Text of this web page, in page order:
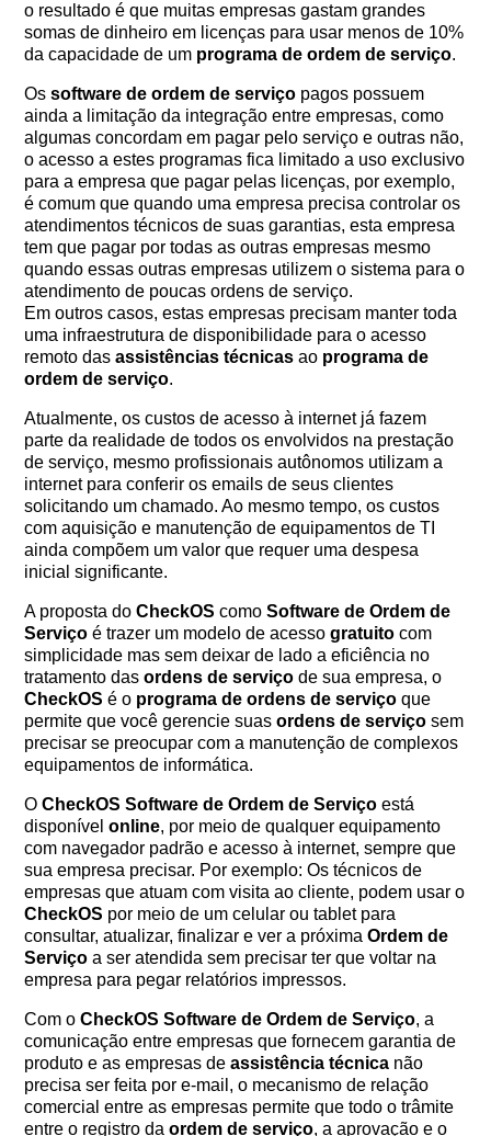
o resultado é que muitas empresas gastam grandes
somas de dinheiro em licenças para usar menos de 10%
da capacidade de um programa de ordem de serviço.
Ossoftware de ordem de serviço pagos possuem
ainda a limitação da integração entre empresas, como
algumas concordam em pagar pelo serviço e outras não,
o acesso a estes programas fica limitado a uso exclusivo
para a empresa que pagar pelas licenças, por exemplo,
é comum que quando uma empresa precisa controlar os
atendimentos técnicos de suas garantias, esta empresa
tem que pagar por todas as outras empresas mesmo
quando essas outras empresas utilizem o sistema para o
atendimento de poucas ordens de serviço.
Em outros casos, estas empresas precisam manter toda
uma infraestrutura de disponibilidade para o acesso
remoto dasassistências técnicas ao programa de
ordem de serviço.
Atualmente, os custos de acesso à internet já fazem
parte da realidade de todos os envolvidos na prestação
de serviço, mesmo profissionais autônomos utilizam a
internet para conferir os emails de seus clientes
solicitando um chamado. Ao mesmo tempo, os custos
com aquisição e manutenção de equipamentos de TI
ainda compõem um valor que requer uma despesa
inicial significante.
A proposta doCheckOS comoSoftware de Ordem de
Serviço é trazer um modelo de acessogratuito com
simplicidade mas sem deixar de lado a eficiência no
tratamento dasordens de serviço de sua empresa, o
CheckOS é o programa de ordens de serviço que
permite que você gerencie suasordens de serviço sem
precisar se preocupar com a manutenção de complexos
equipamentos de informática.
OCheckOS Software de Ordem de Serviço está
disponívelonline, por meio de qualquer equipamento
com navegador padrão e acesso à internet, sempre que
sua empresa precisar. Por exemplo: Os técnicos de
empresas que atuam com visita ao cliente, podem usar o
CheckOS por meio de um celular ou tablet para
consultar, atualizar, finalizar e ver a próximaOrdem de
Serviço a ser atendida sem precisar ter que voltar na
empresa para pegar relatórios impressos.
Com oCheckOS Software de Ordem de Serviço, a
comunicação entre empresas que fornecem garantia de
produto e as empresas deassistência técnica não
precisa ser feita por e-mail, o mecanismo de relação
comercial entre as empresas permite que todo o trâmite
entre o registro daordem de serviço, a aprovação e o